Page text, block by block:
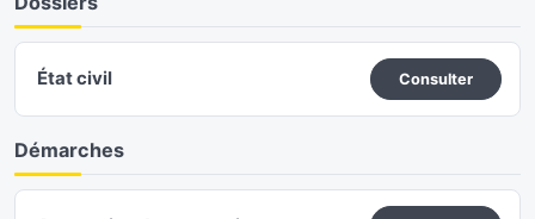
État civil Consulter
Démarches